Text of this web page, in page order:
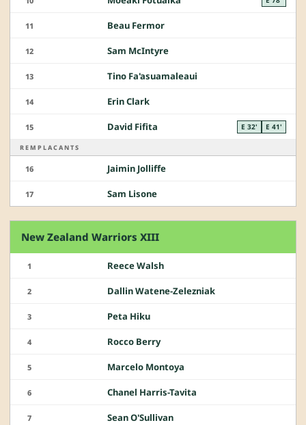
11 Beau Fermor
12 Sam McIntyre
13 Tino Fa'asuamaleaui
14 Erin Clark
15 David Fifita E 32' E 41'
REMPLACANTS
16 Jaimin Jolliffe
17 Sam Lisone
New Zealand Warriors XIII
1 Reece Walsh
2 Dallin Watene-Zelezniak
3 Peta Hiku
4 Rocco Berry
5 Marcelo Montoya
6 Chanel Harris-Tavita
7 Sean O'Sullivan